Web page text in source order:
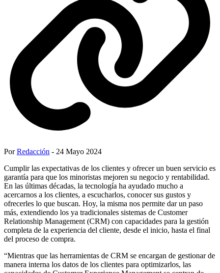
PorRedacción - 24 Mayo 2024
Cumplir las expectativas de los clientes y ofrecer un buen servicio es
garantía para que los minoristas mejoren su negocio y rentabilidad.
En las últimas décadas, la tecnología ha ayudado mucho a
acercarnos a los clientes, a escucharlos, conocer sus gustos y
ofrecerles lo que buscan. Hoy, la misma nos permite dar un paso
más, extendiendo los ya tradicionales sistemas de Customer
Relationship Management (CRM) con capacidades para la gestión
completa de la experiencia del cliente, desde el inicio, hasta el final
del proceso de compra.
“Mientras que las herramientas de CRM se encargan de gestionar de
manera interna los datos de los clientes para optimizarlos, las